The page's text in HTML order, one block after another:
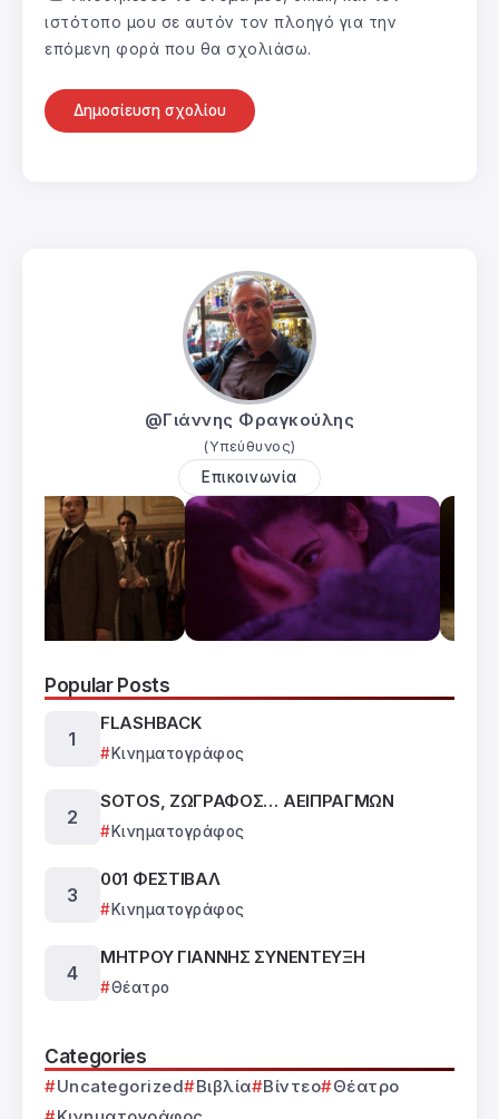
ιστότοπο μου σε αυτόν τον πλοηγό για την
επόμενη φορά που θα σχολιάσω.
@Γιάννης Φραγκούλης
(Υπεύθυνος)
Επικοινωνία
Popular Posts
FLASHBACK
Κινηματογράφος
SOTOS, ΖΩΓΡΑΦΟΣ… ΑΕΙΠΡΑΓΜΩΝ
Κινηματογράφος
001 ΦΕΣΤΙΒΑΛ
Κινηματογράφος
ΜΗΤΡΟΥ ΓΙΑΝΝΗΣ ΣΥΝΕΝΤΕΥΞΗ
Θέατρο
Categories
Uncategorized Βιβλία Βίντεο
Θέατρο